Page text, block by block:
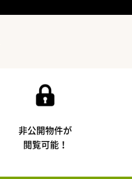
非公開物件が
閲覧可能！